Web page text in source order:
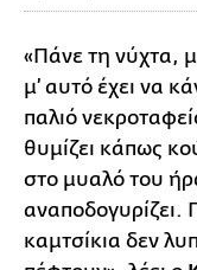
«Πάνε τη νύχτα,
μ’ αυτό έχει να
παλιό
θυμίζει κάπως
στο μυαλό του
αναποδογυρίζει.
καμτσίκια δεν